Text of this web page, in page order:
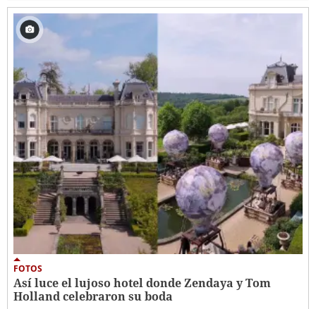
FOTOS
Así luce el lujoso hotel donde Zendaya y Tom
Holland celebraron su boda